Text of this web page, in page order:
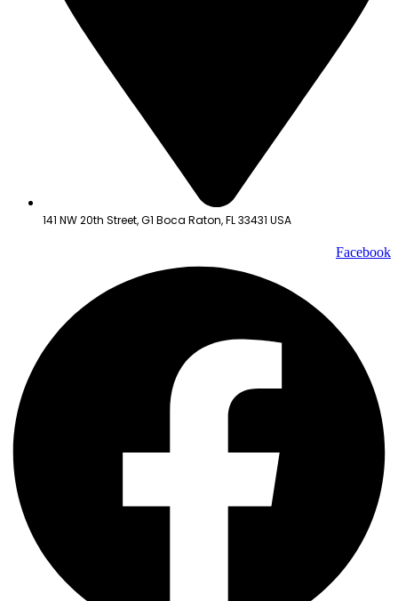
141 NW 20th Street, G1 Boca Raton, FL 33431 USA
Facebook